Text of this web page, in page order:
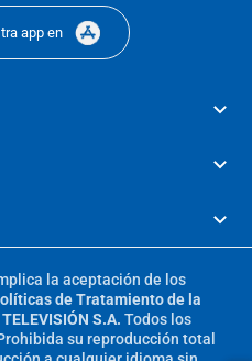
app en
la aceptación de los
de Tratamiento de la
S.A. Todos los
su reproducción total